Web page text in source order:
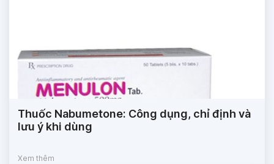
Thuốc Nabumetone: Công dụng, chỉ định và
lưu ý khi dùng
Xem thêm